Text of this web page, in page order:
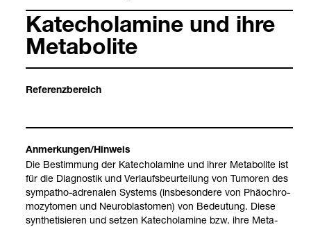
Katecho­l­amine und ihre
Meta­bolite
Refe­renz­be­reich
Anmer­kun­gen/Hin­weis
Die Bestim­mung der Katecho­l­amine und ihrer Meta­bolite ist
für die Dia­gnos­tik und Ver­laufs­be­ur­tei­lung von Tumo­ren des
sym­pa­tho-​adre­na­len Sys­tems (ins­be­son­dere von Phäo­ch­ro­
mo­zy­to­men und Neu­ro­blas­to­men) von Bedeu­tung. Diese
syn­the­ti­sie­ren und set­zen Katecho­l­amine bzw. ihre Meta­